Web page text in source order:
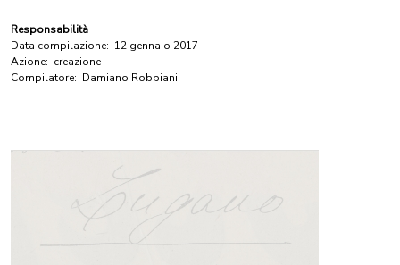
Responsabilità
Data compilazione: 12 gennaio 2017
Azione: creazione
Compilatore: Damiano Robbiani